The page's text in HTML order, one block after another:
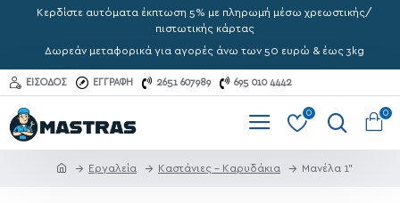
Κερδίστε αυτόματα έκπτωση 5% με πληρωμή μέσω χρεωστικής/
πιστωτικής κάρτας
Δωρεάν μεταφορικά για αγορές άνω των 50 ευρώ & έως 3kg
ΕΊΣΟΔΟΣ ΕΓΓΡΑΦΉ 2651 607989 695 010 4442
0 0
Εργαλεία Καστάνιες - Καρυδάκια Μανέλα 1"